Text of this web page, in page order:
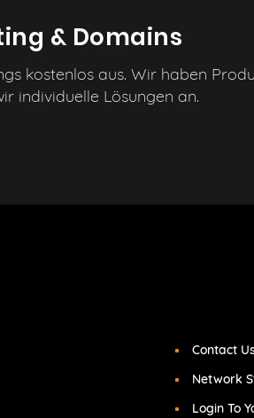
& Domains
kostenlos aus. Wir haben
individuelle Lösungen an.
Contact Us
Network
Login To